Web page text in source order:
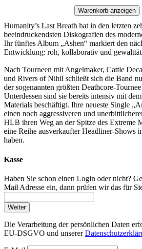
Warenkorb anzeigen
Humanity’s Last Breath hat in den letzten
beeindruckendsten Diskografien des
Ihr fünftes Album „Ashen“ markiert den
Entwicklung: roh, kollaborativ und
Nach Tourneen mit Angelmaker, Cattle
und Rivers of Nihil schließt sich die Band
der sogenannten größten Deathcore-
Unterdessen sind sie bereits intensiv mit
Materials beschäftigt. Ihre neueste Single
einen noch aggressiveren und
HLB ihren Weg an der Spitze des Extreme
eine Reihe ausverkaufter Headliner-Shows
haben.
Kasse
Haben Sie schon einen Login oder nicht?
Mail Adresse ein, dann prüfen wir das für
Weiter
Die Verarbeitung der persönlichen Daten
EU-DSGVO und unserer